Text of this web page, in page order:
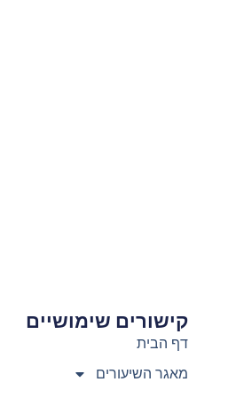
קישורים שימושיים
דף הבית
מאגר השיעורים